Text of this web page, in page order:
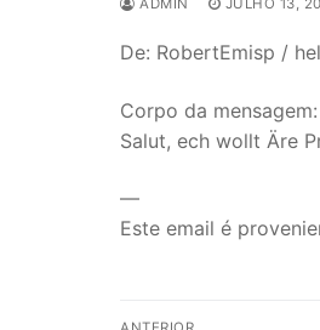
ADMIN JULHO 13,
De: RobertEmisp /
Corpo da mensagem:
Salut, ech wollt Äre
—
Este email é